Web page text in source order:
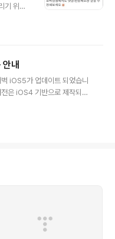
기 위해
능을
안내
iOS5가 업데이트 되었습니
은 iOS4 기반으로 제작되어
이트 전, 이 점 참고하셔서..